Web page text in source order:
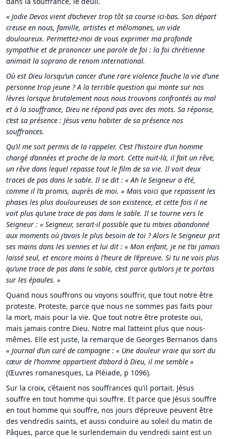
« Jodie Devos vient d’achever trop tôt sa course ici-bas. Son départ
creuse en nous, famille, artistes et mélomanes, un vide
douloureux. Permettez-moi de vous exprimer ma profonde
sympathie et de prononcer une parole de foi : la foi chrétienne
animait la soprano de renom international.
Où est Dieu lorsqu’un cancer d’une rare violence fauche la vie d’une
personne trop jeune ? A la terrible question qui monte sur nos
lèvres lorsque brutalement nous nous trouvons confrontés au mal
et à la souffrance, Dieu ne répond pas avec des mots. Sa réponse,
c’est sa présence : Jésus venu habiter de sa présence nos
souffrances.
Qu’il me soit permis de la rappeler. C’est l’histoire d’un homme
chargé d’années et proche de la mort. Cette nuit-là, il fait un rêve,
un rêve dans lequel repasse tout le film de sa vie. Il voit deux
traces de pas dans le sable. Il se dit : « Ah le Seigneur a été,
comme il l’a promis, auprès de moi. » Mais voici que repassent les
phases les plus douloureuses de son existence, et cette fois il ne
voit plus qu’une trace de pas dans le sable. Il se tourne vers le
Seigneur : « Seigneur, serait-il possible que tu m’aies abandonné
aux moments où j’avais le plus besoin de toi ? Alors le Seigneur prit
ses mains dans les siennes et lui dit : « Mon enfant, je ne t’ai jamais
laissé seul, et encore moins à l’heure de l’épreuve. Si tu ne vois plus
qu’une trace de pas dans le sable, c’est parce qu’alors je te portais
sur les épaules. »
Quand nous souffrons ou voyons souffrir, que tout notre être
proteste. Proteste, parce que nous ne sommes pas faits pour
la mort, mais pour la vie. Que tout notre être proteste oui,
mais jamais contre Dieu. Notre mal l’atteint plus que nous-
mêmes. Elle est juste, la remarque de Georges Bernanos dans
« Journal d’un curé de campagne : « Une douleur vraie qui sort du
cœur de l’homme appartient d’abord à Dieu, il me semble »
(Œuvres romanesques, La Pléiade, p 1096).
Sur la croix, c’étaient nos souffrances qu’il portait. Jésus
souffre en tout homme qui souffre. Et parce que Jésus souffre
en tout homme qui souffre, nos jours d’épreuve peuvent être
des vendredis saints, et aussi conduire au soleil du matin de
Pâques, parce que le surlendemain du vendredi saint est un